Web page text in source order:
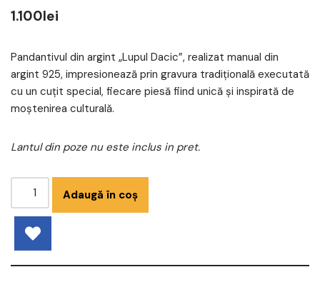
1.100lei
Pandantivul din argint „Lupul Dacic”, realizat manual din
argint 925, impresionează prin gravura tradițională executată
cu un cuțit special, fiecare piesă fiind unică și inspirată de
moștenirea culturală.
Lantul din poze nu este inclus in pret.
Adaugă în coș